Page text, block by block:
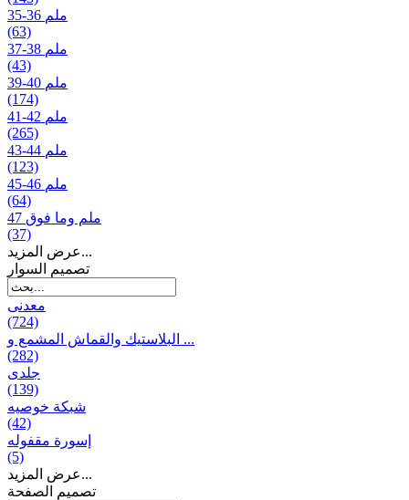
35-36 ملم
(63)
37-38 ملم
(43)
39-40 ملم
(174)
41-42 ملم
(265)
43-44 ملم
(123)
45-46 ملم
(64)
47 ملم وما فوق
(37)
عرض المزيد...
تصمیم السوار
معدنی
(724)
البلاستيك والقماش المشمع و ...
(282)
جلدی
(139)
شبكة خوصیه
(42)
إسورة مقفوله
(5)
عرض المزيد...
تصميم الصفحة